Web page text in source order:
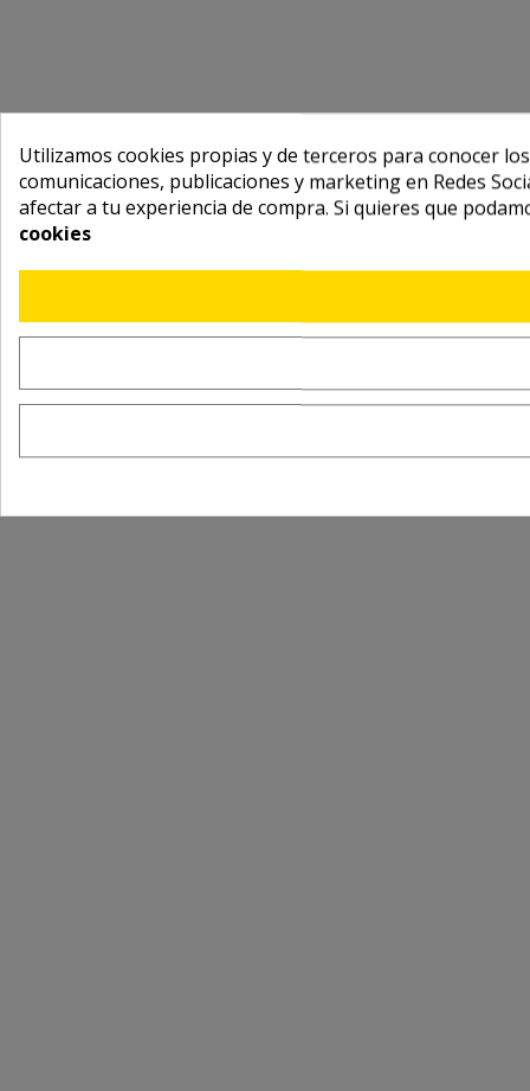
Utilizamos cookies propias y de terceros para conocer
comunicaciones, publicaciones y marketing en Redes
afectar a tu experiencia de compra. Si quieres que
cookies